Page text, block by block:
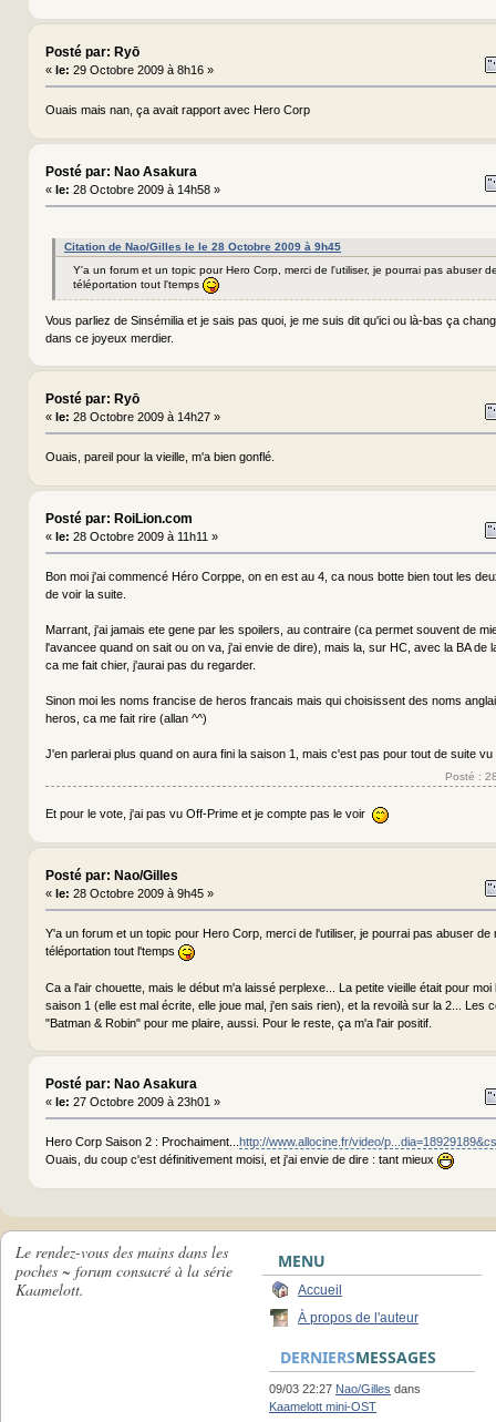
Posté par: Ryō
« le: 29 Octobre 2009 à 8h16 »
Ouais mais nan, ça avait rapport avec Hero Corp
Posté par: Nao Asakura
« le: 28 Octobre 2009 à 14h58 »
Citation de Nao/Gilles le le 28 Octobre 2009 à 9h45
Y'a un forum et un topic pour Hero Corp, merci de l'utiliser, je pourrai pas abuser
téléportation tout l'temps
Vous parliez de Sinsémilia et je sais pas quoi, je me suis dit qu'ici ou là-bas ça
dans ce joyeux merdier.
Posté par: Ryō
« le: 28 Octobre 2009 à 14h27 »
Ouais, pareil pour la vieille, m'a bien gonflé.
Posté par: RoiLion.com
« le: 28 Octobre 2009 à 11h11 »
Bon moi j'ai commencé Héro Corppe, on en est au 4, ca nous botte bien tout les
de voir la suite.
Marrant, j'ai jamais ete gene par les spoilers, au contraire (ca permet souvent de
l'avancee quand on sait ou on va, j'ai envie de dire), mais la, sur HC, avec la BA de
ca me fait chier, j'aurai pas du regarder.
Sinon moi les noms francise de heros francais mais qui choisissent des noms
heros, ca me fait rire (allan ^^)
J'en parlerai plus quand on aura fini la saison 1, mais c'est pas pour tout de suite
Posté :
Et pour le vote, j'ai pas vu Off-Prime et je compte pas le voir
Posté par: Nao/Gilles
« le: 28 Octobre 2009 à 9h45 »
Y'a un forum et un topic pour Hero Corp, merci de l'utiliser, je pourrai pas abuser de
téléportation tout l'temps
Ca a l'air chouette, mais le début m'a laissé perplexe... La petite vieille était pour
saison 1 (elle est mal écrite, elle joue mal, j'en sais rien), et la revoilà sur la 2... Les
"Batman & Robin" pour me plaire, aussi. Pour le reste, ça m'a l'air positif.
Posté par: Nao Asakura
« le: 27 Octobre 2009 à 23h01 »
Hero Corp Saison 2 : Prochaiment... http://www.allocine.fr/video/
Ouais, du coup c'est définitivement moisi, et j'ai envie de dire : tant mieux
Le rendez-vous des mains dans les
poches ~ forum consacré à la série
Kaamelott.
MENU
Accueil
À propos de l'auteur
DERNIERSMESSAGES
09/03 22:27 Nao/Gilles dans
Kaamelott mini-OST